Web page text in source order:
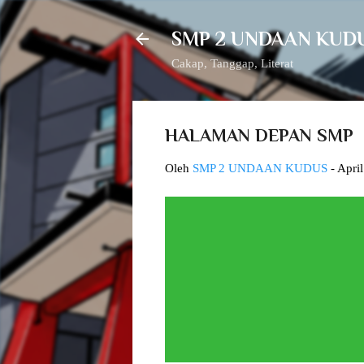
SMP 2 UNDAAN
Cakap, Tanggap, Literat
HALAMAN DEPAN SMP
Oleh SMP 2 UNDAAN KUDUS -